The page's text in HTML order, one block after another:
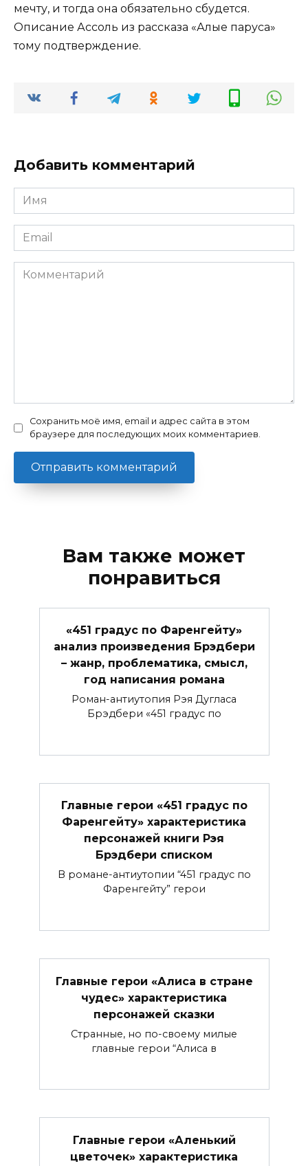
мечту, и тогда она обязательно сбудется.
Описание Ассоль из рассказа «Алые паруса»
тому подтверждение.
Добавить комментарий
Имя
*
Email
*
Комментарий
Сохранить моё имя, email и адрес сайта в этом
браузере для последующих моих комментариев.
Вам также может
понравиться
«451 градус по Фаренгейту»
анализ произведения Брэдбери
– жанр, проблематика, смысл,
год написания романа
Роман-антиутопия Рэя Дугласа
Брэдбери «451 градус по
Главные герои «451 градус по
Фаренгейту» характеристика
персонажей книги Рэя
Брэдбери списком
В романе-антиутопии “451 градус по
Фаренгейту” герои
Главные герои «Алиса в стране
чудес» характеристика
персонажей сказки
Странные, но по-своему милые
главные герои “Алиса в
Главные герои «Аленький
цветочек» характеристика